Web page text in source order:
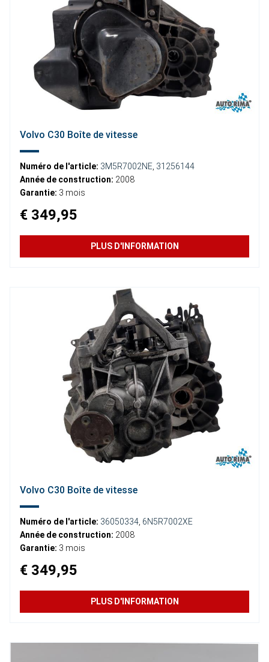
Volvo C30 Boîte de vitesse
Numéro de l'article: 3M5R7002NE 31256144
Année de construction: 2008
Garantie: 3 mois
€ 349,95
PLUS D'INFORMATION
Volvo C30 Boîte de vitesse
Numéro de l'article: 36050334 6N5R7002XE
Année de construction: 2008
Garantie: 3 mois
€ 349,95
PLUS D'INFORMATION